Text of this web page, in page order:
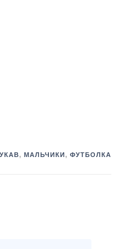
, МАЛЬЧИКИ , ФУТБОЛКА